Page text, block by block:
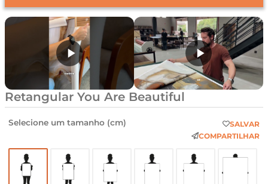
Retangular You Are Beautiful
Selecione um tamanho (cm)
SALVAR
COMPARTILHAR